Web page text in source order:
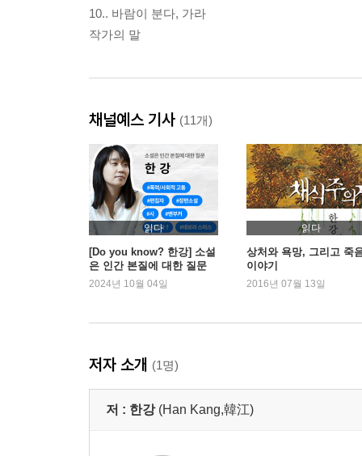
10.. 바람이 분다, 가라
작가의 말
채널예스 기사 (11개)
읽다
[Do you know? 한강] 소설
은 인간 본질에 대한 질문
2024년 10월 04일
읽다
상처와 욕망, 그리고 죽
이야기
2016년 07월 13일
저자 소개 (1명)
저 : 한강 (Han Kang,韓江)